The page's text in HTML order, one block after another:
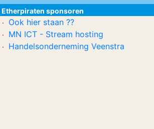
Etherpiraten sponsoren
Ook hier staan ??
MN ICT - Stream hosting
Handelsonderneming Veenstra